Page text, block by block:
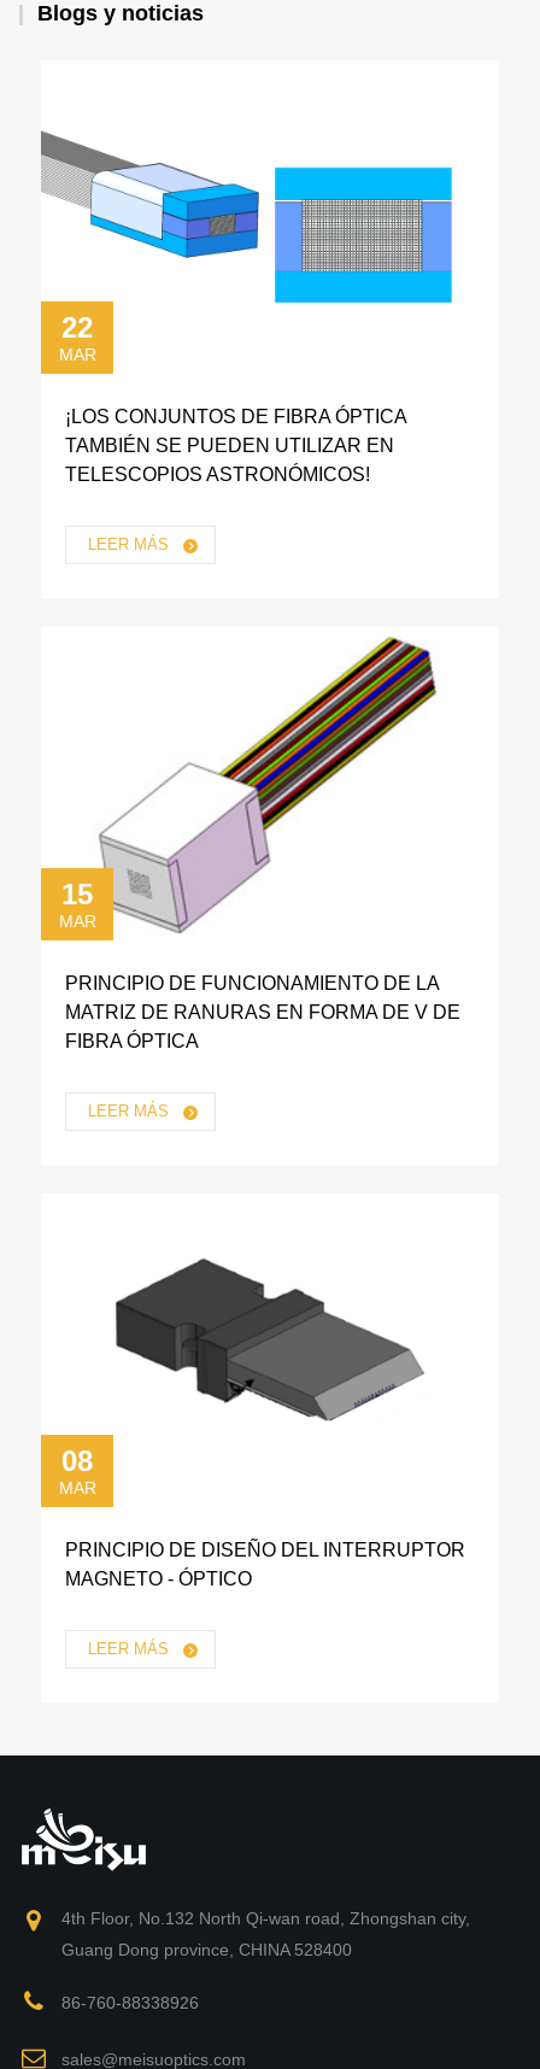
Blogs y noticias
22
MAR
¡LOS CONJUNTOS DE FIBRA ÓPTICA
TAMBIÉN SE PUEDEN UTILIZAR EN
TELESCOPIOS ASTRONÓMICOS!
LEER MÁS
15
MAR
PRINCIPIO DE FUNCIONAMIENTO DE LA
MATRIZ DE RANURAS EN FORMA DE V DE
FIBRA ÓPTICA
LEER MÁS
08
MAR
PRINCIPIO DE DISEÑO DEL INTERRUPTOR
MAGNETO - ÓPTICO
LEER MÁS
4th Floor, No.132 North Qi-wan road, Zhongshan city,
Guang Dong province, CHINA 528400
86-760-88338926
sales@meisuoptics.com